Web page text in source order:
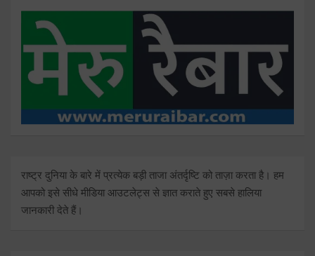
राष्ट्र दुनिया के बारे में प्रत्येक बड़ी ताजा अंतर्दृष्टि को ताज़ा करता है। हम
आपको इसे सीधे मीडिया आउटलेट्स से ज्ञात कराते हुए सबसे हालिया
जानकारी देते हैं।